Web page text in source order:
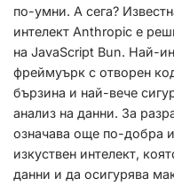
по-умни. А сега?
интелект Anthropic е
на JavaScript Bun. Най-
фреймуърк с отворен
бързина и най-вече
анализ на данни. За
означава още по-добра
изкуствен интелект,
данни и да осигурява